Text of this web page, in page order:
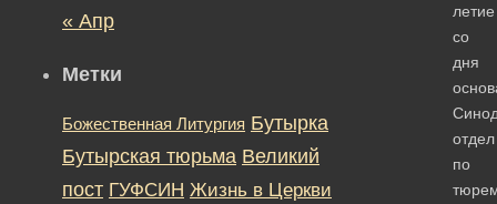
летие
со
дня
отдел
по
« Апр
Метки
Божественная Литургия Бутырка
Бутырская тюрьма Великий
пост ГУФСИН Жизнь в Церкви